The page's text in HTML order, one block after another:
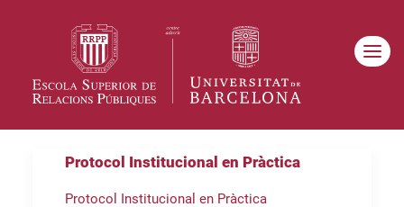
Protocol Institucional en Pràctica
Protocol Institucional en Pràctica